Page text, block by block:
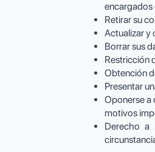
encargados
Retirar su
Actualizar y
Borrar sus
Restricción
Obtención
Presentar
Oponerse a
motivos
Derecho a